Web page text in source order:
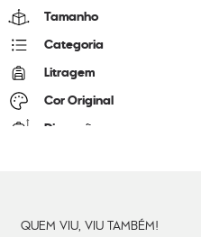
Tamanho
Categoria
Litragem
Cor Original
Dimensões
QUEM VIU, VIU TAMBÉM!